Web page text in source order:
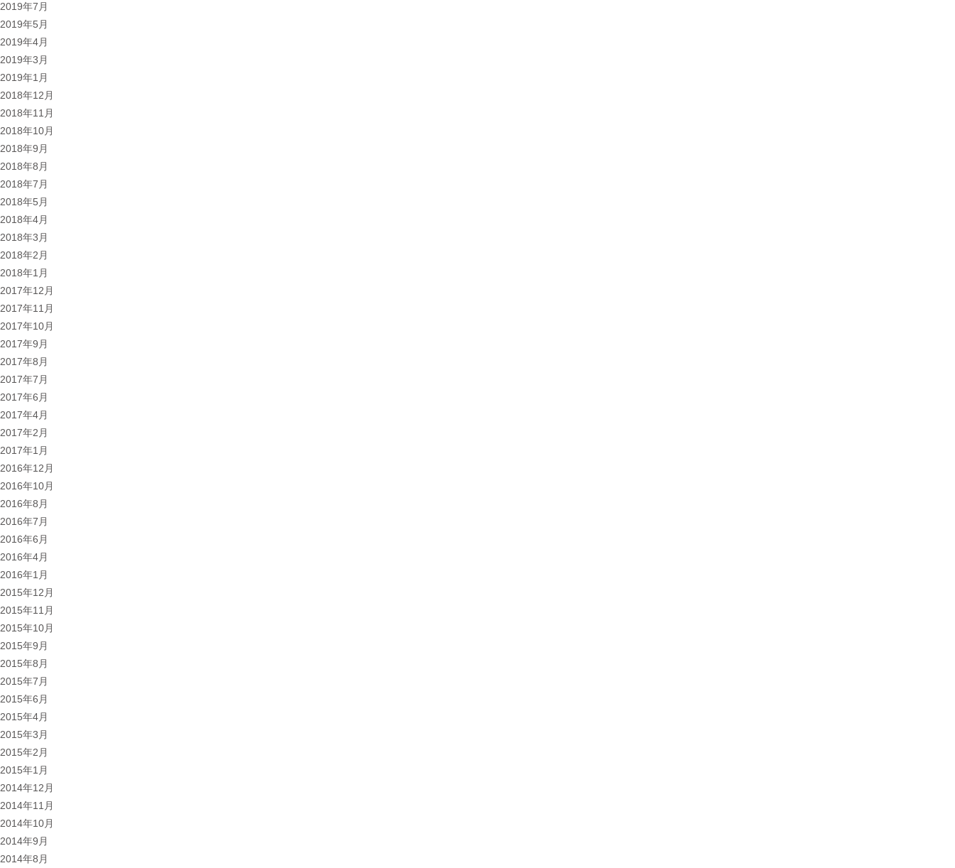
2019年7月
2019年5月
2019年4月
2019年3月
2019年1月
2018年12月
2018年11月
2018年10月
2018年9月
2018年8月
2018年7月
2018年5月
2018年4月
2018年3月
2018年2月
2018年1月
2017年12月
2017年11月
2017年10月
2017年9月
2017年8月
2017年7月
2017年6月
2017年4月
2017年2月
2017年1月
2016年12月
2016年10月
2016年8月
2016年7月
2016年6月
2016年4月
2016年1月
2015年12月
2015年11月
2015年10月
2015年9月
2015年8月
2015年7月
2015年6月
2015年4月
2015年3月
2015年2月
2015年1月
2014年12月
2014年11月
2014年10月
2014年9月
2014年8月